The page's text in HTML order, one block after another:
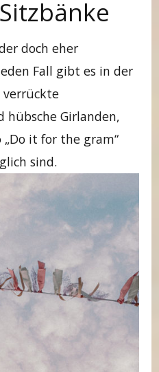
doch eher
Fall gibt es in der
verrückte
Girlanden,
it for the gram“
sind.